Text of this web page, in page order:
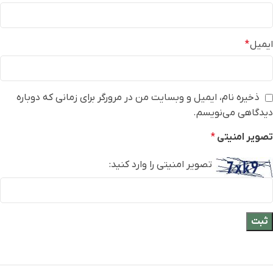
ایمیل*
ذخیره نام، ایمیل و وبسایت من در مرورگر برای زمانی که دوباره
دیدگاهی می‌نویسم.
تصویر امنیتی *
تصویر امنیتی را وارد کنید: